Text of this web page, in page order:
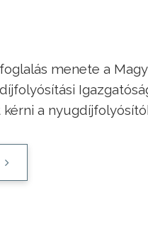
menete a
a